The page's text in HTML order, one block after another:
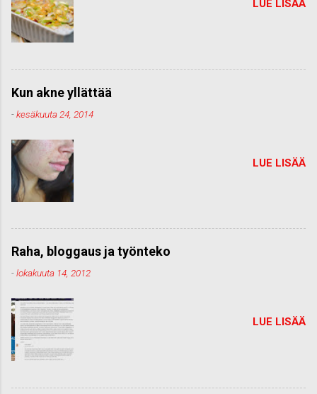
LUE LISÄÄ
Kun akne yllättää
-kesäkuuta 24, 2014
LUE LISÄÄ
Raha, bloggaus ja työnteko
-lokakuuta 14, 2012
LUE LISÄÄ